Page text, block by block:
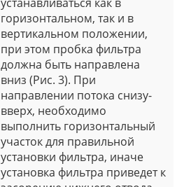
горизонтальном, так и в
вертикальном положении,
при этом пробка фильтра
должна быть направлена
вниз (Рис. 3). При
направлении потока снизу-
вверх, необходимо
выполнить горизонтальный
участок для правильной
установки фильтра, иначе
установка фильтра приведет к